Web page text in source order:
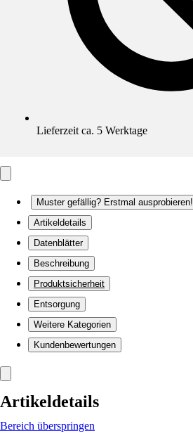
Lieferzeit ca. 5 Werktage
Muster gefällig? Erstmal ausprobieren!
Artikeldetails
Datenblätter
Beschreibung
Produktsicherheit
Entsorgung
Weitere Kategorien
Kundenbewertungen
Artikeldetails
Bereich überspringen